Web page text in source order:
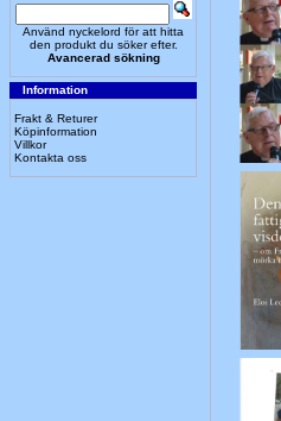
Använd nyckelord för att hitta
den produkt du söker efter.
Avancerad sökning
Information
Frakt & Returer
Köpinformation
Villkor
Kontakta oss